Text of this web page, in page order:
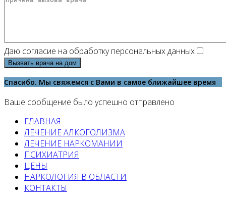
Даю согласие на обработку персональных данных
Вызвать врача на дом
Спасибо. Мы свяжемся с Вами в самое ближайшее время
Ваше сообщение было успешно отправлено
ГЛАВНАЯ
ЛЕЧЕНИЕ АЛКОГОЛИЗМА
ЛЕЧЕНИЕ НАРКОМАНИИ
ПСИХИАТРИЯ
ЦЕНЫ
НАРКОЛОГИЯ В ОБЛАСТИ
КОНТАКТЫ